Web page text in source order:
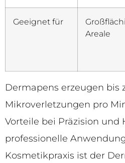
Geeignet für
Areale
Dermapens erzeugen bis
Mikroverletzungen pro
Vorteile bei Präzision und
professionelle
Kosmetikpraxis ist der